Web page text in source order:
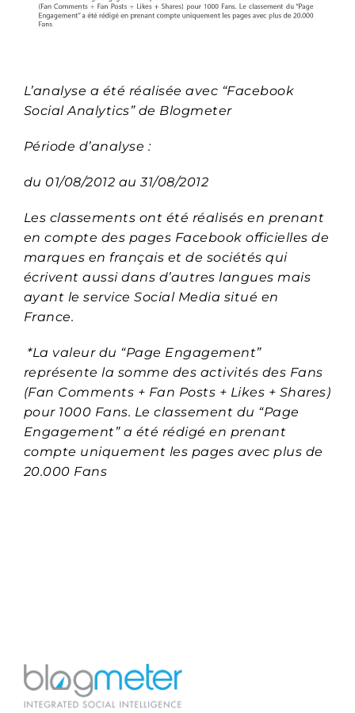
L’analyse a été réalisée avec “Facebook
Social Analytics” de Blogmeter
Période d’analyse :
du 01/08/2012 au 31/08/2012
Les classements ont été réalisés en prenant
en compte des pages Facebook officielles de
marques en français et de sociétés qui
écrivent aussi dans d’autres langues mais
ayant le service Social Media situé en
France.
*La valeur du “Page Engagement”
représente la somme des activités des Fans
(Fan Comments + Fan Posts + Likes + Shares)
pour 1000 Fans. Le classement du “Page
Engagement” a été rédigé en prenant
compte uniquement les pages avec plus de
20.000 Fans